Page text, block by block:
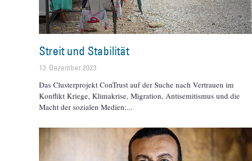
Streit und Stabilität
13. Dezember 2023
Das Clusterprojekt ConTrust auf der Suche nach Vertrauen im
Konflikt Kriege, Klimakrise, Migration, Antisemitismus und die
Macht der sozialen Medien: